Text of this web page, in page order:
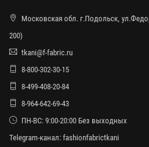
Московская обл. г.Подольск,
200)
tkani@f-fabric.ru
8-800-302-30-15
8-499-408-20-84
8-964-642-69-43
ПН-ВС: 9:00-20:00 Без выходных
Telegram-канал: fashionfabrictkani